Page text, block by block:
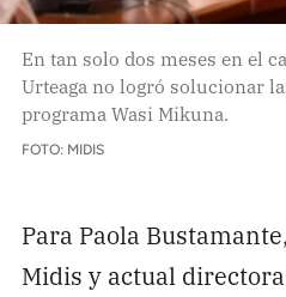
En tan solo dos meses en el
Urteaga no logró solucionar
programa Wasi Mikuna.
FOTO: MIDIS
Para Paola
Midis y actual